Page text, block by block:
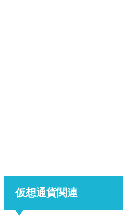
仮想通貨関連